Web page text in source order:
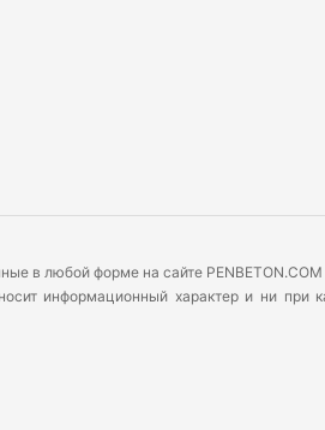
в любой форме на сайте PENBETON.COM
информационный характер и ни при